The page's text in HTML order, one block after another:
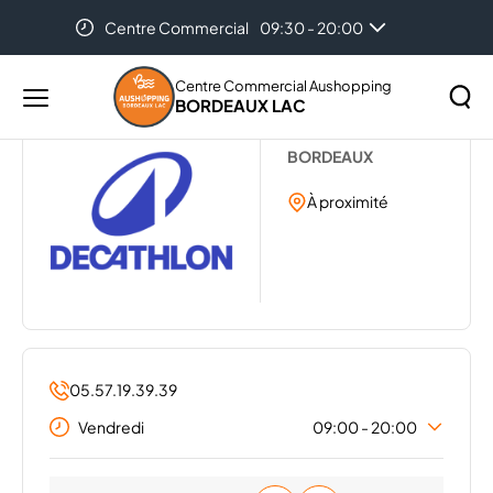
Centre Commercial
09:30 - 20:00
Auchan Bordeaux-Lac 08:00 - 21:00
Menu
principal
Centre Commercial Aushopping
BORDEAUX LAC
... DECATHLON
BORDEAUX
À proximité
05.57.19.39.39
Vendredi
09:00 - 20:00
09:00 - 20:00